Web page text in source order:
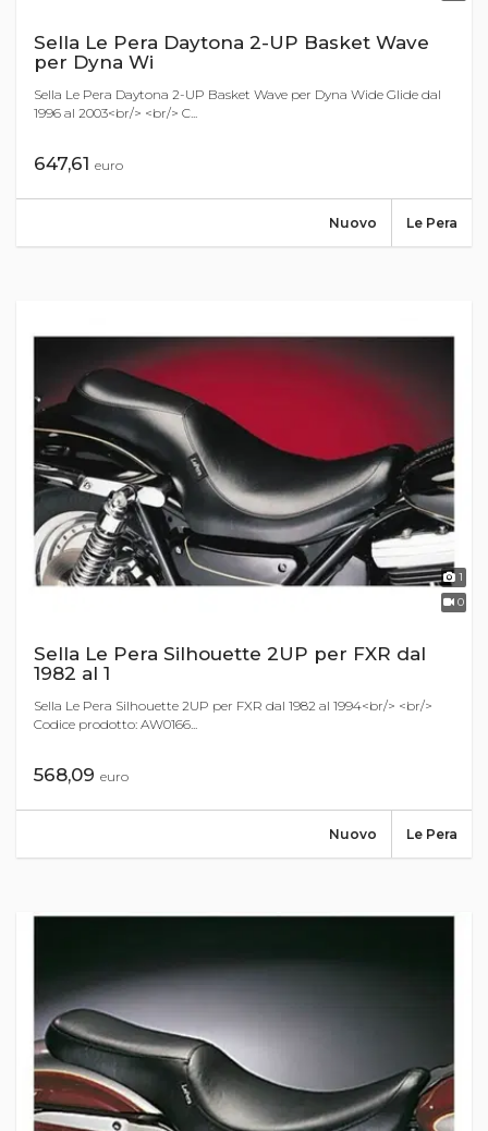
Sella Le Pera Daytona 2-UP Basket Wave
per Dyna Wi
Sella Le Pera Daytona 2-UP Basket Wave per Dyna Wide Glide dal
1996 al 2003<br/> <br/> C...
647,61 euro
Le Pera
Nuovo
1
0
Sella Le Pera Silhouette 2UP per FXR dal
1982 al 1
Sella Le Pera Silhouette 2UP per FXR dal 1982 al 1994<br/> <br/>
Codice prodotto: AW0166...
568,09 euro
Le Pera
Nuovo